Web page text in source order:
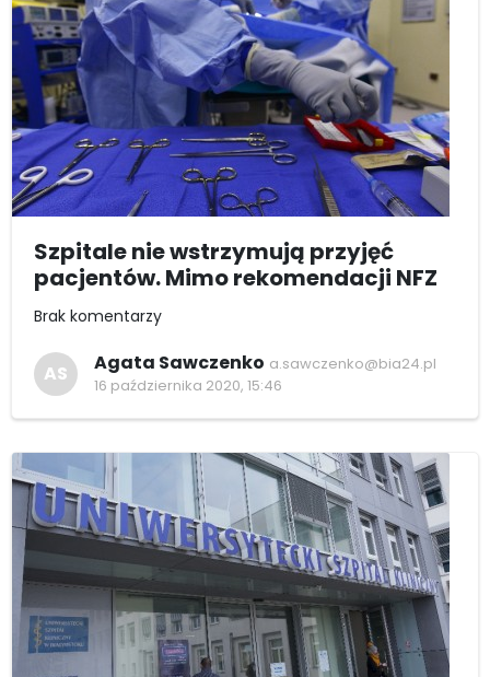
Szpitale nie wstrzymują przyjęć
pacjentów. Mimo rekomendacji NFZ
Brak komentarzy
AS Agata Sawczenko a.sawczenko@bia24.pl
16 października 2020, 15:46